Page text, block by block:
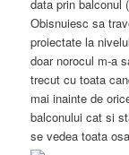
data prin balconul
Obisnuiesc sa
proiectate la
doar norocul m-a
trecut cu toata
mai inainte de
balconului cat si
se vedea toata